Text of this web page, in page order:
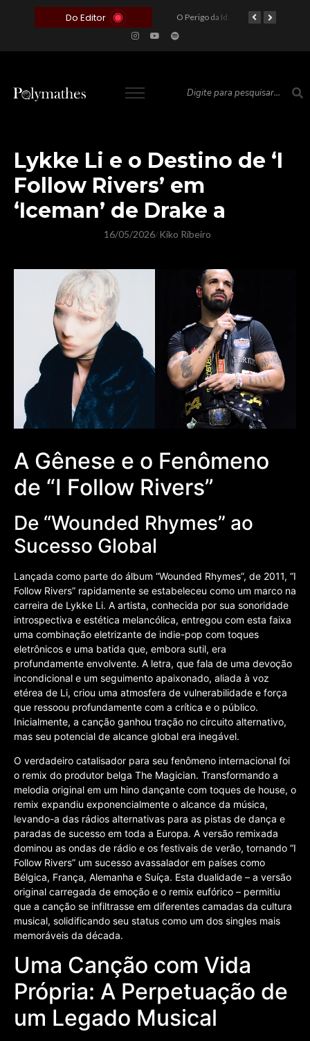
Do Editor
O Voto como Moeda: Clientelismo e o Analfabetismo Funcional Político no Brasil O Perigo da Ideologia Desenfreada na Justiça: Quando a Pauta Política Substitui a Pena Criminal
Lykke Li e o Destino de ‘I
Follow Rivers’ em
‘Iceman’ de Drake a
16/05/2026/ Kiko Ribeiro
A Gênese e o Fenômeno
de “I Follow Rivers”
De “Wounded Rhymes” ao
Sucesso Global
Lançada como parte do álbum “Wounded Rhymes”, de 2011, “I
Follow Rivers” rapidamente se estabeleceu como um marco na
carreira de Lykke Li. A artista, conhecida por sua sonoridade
introspectiva e estética melancólica, entregou com esta faixa
uma combinação eletrizante de indie-pop com toques
eletrônicos e uma batida que, embora sutil, era
profundamente envolvente. A letra, que fala de uma devoção
incondicional e um seguimento apaixonado, aliada à voz
etérea de Li, criou uma atmosfera de vulnerabilidade e força
que ressoou profundamente com a crítica e o público.
Inicialmente, a canção ganhou tração no circuito alternativo,
mas seu potencial de alcance global era inegável.
O verdadeiro catalisador para seu fenômeno internacional foi
o remix do produtor belga The Magician. Transformando a
melodia original em um hino dançante com toques de house, o
remix expandiu exponencialmente o alcance da música,
levando-a das rádios alternativas para as pistas de dança e
paradas de sucesso em toda a Europa. A versão remixada
dominou as ondas de rádio e os festivais de verão, tornando “I
Follow Rivers” um sucesso avassalador em países como
Bélgica, França, Alemanha e Suíça. Esta dualidade – a versão
original carregada de emoção e o remix eufórico – permitiu
que a canção se infiltrasse em diferentes camadas da cultura
musical, solidificando seu status como um dos singles mais
memoráveis da década.
Uma Canção com Vida
Própria: A Perpetuação de
um Legado Musical